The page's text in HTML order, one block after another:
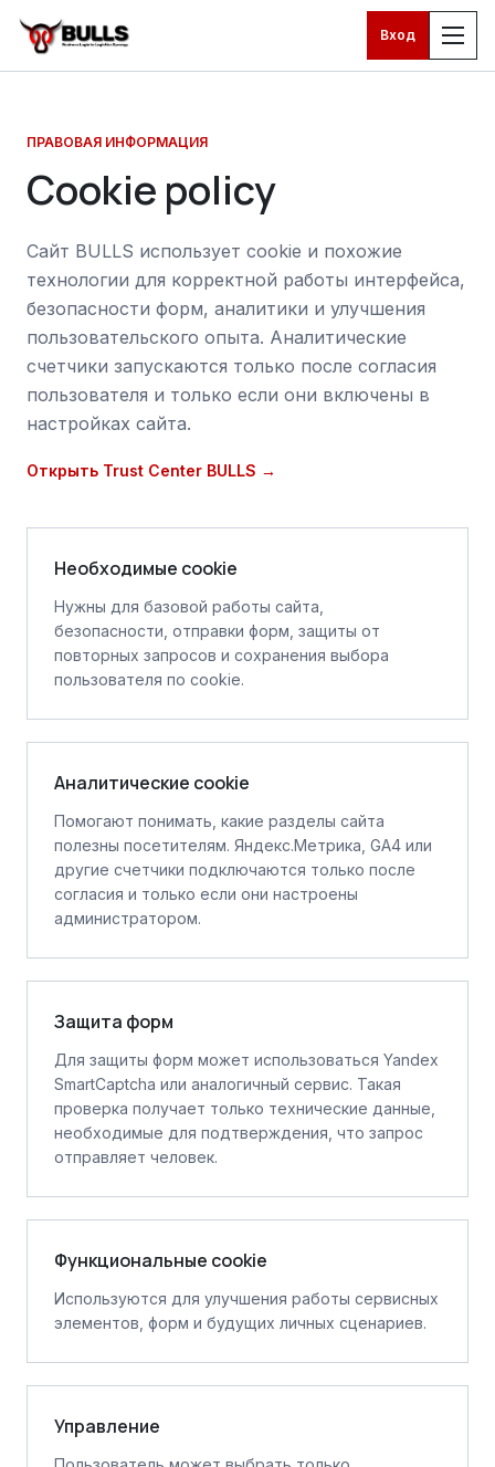
Перейти к основному контенту Вход
ПРАВОВАЯ ИНФОРМАЦИЯ
Cookie policy
Сайт BULLS использует cookie и похожие
технологии для корректной работы интерфейса,
безопасности форм, аналитики и улучшения
пользовательского опыта. Аналитические
счетчики запускаются только после согласия
пользователя и только если они включены в
настройках сайта.
Открыть Trust Center BULLS →
Необходимые cookie
Нужны для базовой работы сайта,
безопасности, отправки форм, защиты от
повторных запросов и сохранения выбора
пользователя по cookie.
Аналитические cookie
Помогают понимать, какие разделы сайта
полезны посетителям. Яндекс.Метрика, GA4 или
другие счетчики подключаются только после
согласия и только если они настроены
администратором.
Защита форм
Для защиты форм может использоваться Yandex
SmartCaptcha или аналогичный сервис. Такая
проверка получает только технические данные,
необходимые для подтверждения, что запрос
отправляет человек.
Функциональные cookie
Используются для улучшения работы сервисных
элементов, форм и будущих личных сценариев.
Управление